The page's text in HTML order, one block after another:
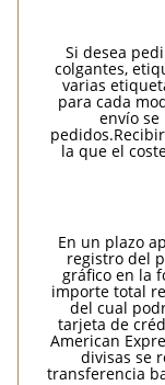
Si desea
colgantes,
varias
para cada
envío
la que el
En un plazo
registro del
gráfico en la
importe total
del cual
tarjeta de
American
divisas se
transferencia